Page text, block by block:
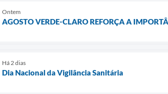
Ontem
AGOSTO VERDE-CLARO REFORÇA A
Há 2 dias
Dia Nacional da Vigilância Sanitária